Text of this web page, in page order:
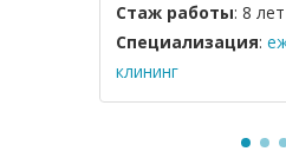
Стаж работы: 8 лет
Специализация:
клининг